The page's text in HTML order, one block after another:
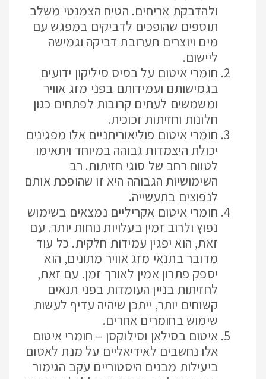
ולהדבקת אריחים. הטיח הצמנטי משלב
תוספים שהופכים לדביקים במפגש עם
מים ויוצרים תערובת דביקה וגמישה
ליישום.
חומרי איטום על בסיס סיליקון ידועים
בגמישותם ועמידותם בפני מזג אוויר
ומשמשים לעתים קרובות לפתחים כגון
חלונות וחזיתות זכוכית.
חומרי איטום פוליאוריתניים אלו מפגינים
יכולת היצמדות גבוהה במיוחד ויתאימו
לטווח רחב של סוגי חזיתות. רב
השימושיות הגבוהה היא זו שהופכת אותם
לנפוצים בתעשייה.
חומרי איטום אקריליים נמצאים בשימוש
נפוץ ולרוב זמין בעלויות נוחות יותר. עם
זאת, הוא יפגין עמידות חלקית. כל עוד
מדובר בתנאי מזג אוויר מתונים, הוא
יספק פתרון אמין לאורך זמן. עם זאת,
לחזיתות בניין העומדות בפני תנאים
קשוחים יותר, ייתכן שיהיה עדיף לעשות
שימוש בחומרים אחרים.
איטום בסילאן וסילוקסן – חומרי איטום
אלו נחשבים לאידיאליים על מנת לאטום
ביעילות מבנים היסטוריים עקב הגימור